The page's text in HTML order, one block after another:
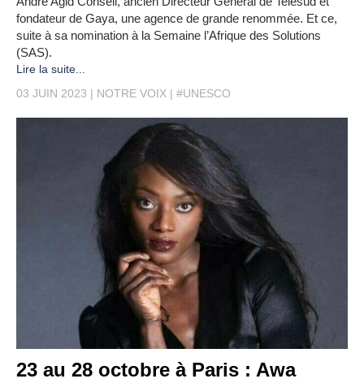
fondateur de Gaya, une agence de grande renommée. Et ce,
suite à sa nomination à la Semaine l’Afrique des Solutions
(SAS).
Lire la suite...
03 JUIN 2023
NOTRE VOIX #UNESCO
23 au 28 octobre à Paris : Awa